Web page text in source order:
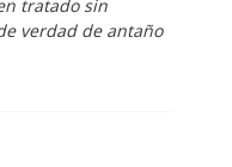
tratado sin
verdad de antaño